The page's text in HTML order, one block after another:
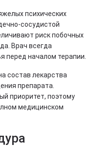
психических
сосудистой
риск побочных
Врач всегда
перед началом терапии.
состав лекарства
препарата.
приоритет, поэтому
медицинском